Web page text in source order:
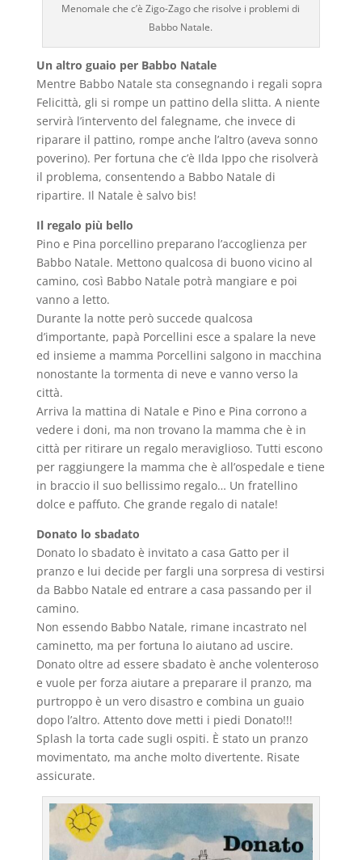
Menomale che c’è Zigo-Zago che risolve i problemi di
Babbo Natale.
Un altro guaio per Babbo Natale
Mentre Babbo Natale sta consegnando i regali sopra
Felicittà, gli si rompe un pattino della slitta. A niente
servirà l’intervento del falegname, che invece di
riparare il pattino, rompe anche l’altro (aveva sonno
poverino). Per fortuna che c’è Ilda Ippo che risolverà
il problema, consentendo a Babbo Natale di
ripartire. Il Natale è salvo bis!
Il regalo più bello
Pino e Pina porcellino preparano l’accoglienza per
Babbo Natale. Mettono qualcosa di buono vicino al
camino, così Babbo Natale potrà mangiare e poi
vanno a letto.
Durante la notte però succede qualcosa
d’importante, papà Porcellini esce a spalare la neve
ed insieme a mamma Porcellini salgono in macchina
nonostante la tormenta di neve e vanno verso la
città.
Arriva la mattina di Natale e Pino e Pina corrono a
vedere i doni, ma non trovano la mamma che è in
città per ritirare un regalo meraviglioso. Tutti escono
per raggiungere la mamma che è all’ospedale e tiene
in braccio il suo bellissimo regalo… Un fratellino
dolce e paffuto. Che grande regalo di natale!
Donato lo sbadato
Donato lo sbadato è invitato a casa Gatto per il
pranzo e lui decide per fargli una sorpresa di vestirsi
da Babbo Natale ed entrare a casa passando per il
camino.
Non essendo Babbo Natale, rimane incastrato nel
caminetto, ma per fortuna lo aiutano ad uscire.
Donato oltre ad essere sbadato è anche volenteroso
e vuole per forza aiutare a preparare il pranzo, ma
purtroppo è un vero disastro e combina un guaio
dopo l’altro. Attento dove metti i piedi Donato!!!
Splash la torta cade sugli ospiti. È stato un pranzo
movimentato, ma anche molto divertente. Risate
assicurate.